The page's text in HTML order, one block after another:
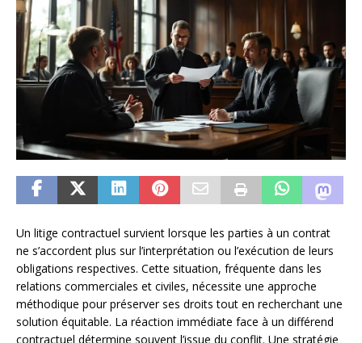
Un litige contractuel survient lorsque les parties à un contrat
ne s’accordent plus sur l’interprétation ou l’exécution de leurs
obligations respectives. Cette situation, fréquente dans les
relations commerciales et civiles, nécessite une approche
méthodique pour préserver ses droits tout en recherchant une
solution équitable. La réaction immédiate face à un différend
contractuel détermine souvent l’issue du conflit. Une stratégie